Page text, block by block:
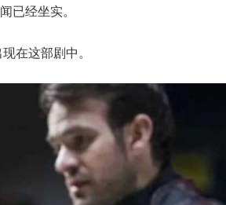
已经坐实。
在这部剧中。